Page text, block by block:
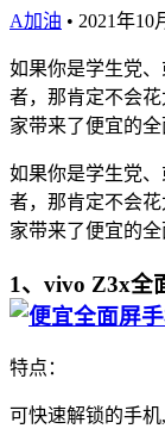
A加油 • 2021年10
如果你是学生党
者，那肯定不会
家带来了便宜的
如果你是学生党
者，那肯定不会
家带来了便宜的
1、vivo Z3x全
特点：
可快速解锁的手